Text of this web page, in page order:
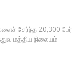
சேர்ந்த 20,300 பேர்
மத்திய நிலையம்